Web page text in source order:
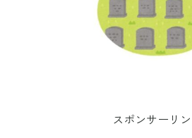
スポンサーリ